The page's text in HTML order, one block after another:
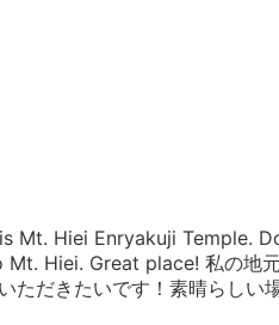
Mt. Hiei Enryakuji Temple.
Hiei. Great place! 私の地
ただきたいです！素晴らしい